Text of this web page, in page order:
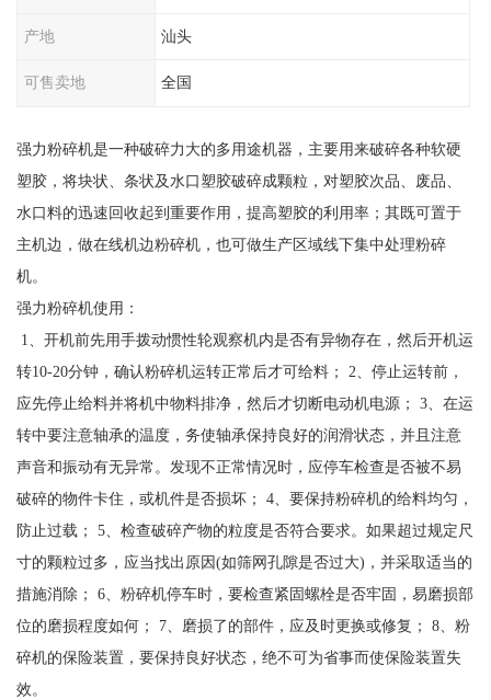
产地 汕头
可售卖地 全国
强力粉碎机是一种破碎力大的多用途机器，主要用来破碎各种软硬
塑胶，将块状、条状及水口塑胶破碎成颗粒，对塑胶次品、废品、
水口料的迅速回收起到重要作用，提高塑胶的利用率；其既可置于
主机边，做在线机边粉碎机，也可做生产区域线下集中处理粉碎
机。
强力粉碎机使用：
1、开机前先用手拨动惯性轮观察机内是否有异物存在，然后开机运
转10-20分钟，确认粉碎机运转正常后才可给料； 2、停止运转前，
应先停止给料并将机中物料排净，然后才切断电动机电源； 3、在运
转中要注意轴承的温度，务使轴承保持良好的润滑状态，并且注意
声音和振动有无异常。发现不正常情况时，应停车检查是否被不易
破碎的物件卡住，或机件是否损坏； 4、要保持粉碎机的给料均匀，
防止过载； 5、检查破碎产物的粒度是否符合要求。如果超过规定尺
寸的颗粒过多，应当找出原因(如筛网孔隙是否过大)，并采取适当的
措施消除； 6、粉碎机停车时，要检查紧固螺栓是否牢固，易磨损部
位的磨损程度如何； 7、磨损了的部件，应及时更换或修复； 8、粉
碎机的保险装置，要保持良好状态，绝不可为省事而使保险装置失
效。